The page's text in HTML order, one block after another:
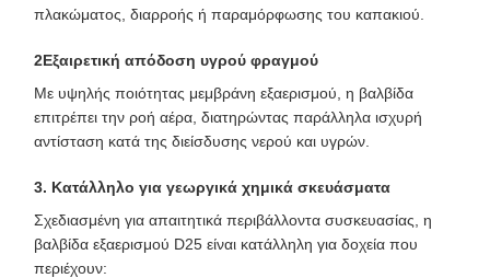
πλακώματος, διαρροής ή παραμόρφωσης του καπακιού.
2Εξαιρετική απόδοση υγρού φραγμού
Με υψηλής ποιότητας μεμβράνη εξαερισμού, η βαλβίδα
επιτρέπει την ροή αέρα, διατηρώντας παράλληλα ισχυρή
αντίσταση κατά της διείσδυσης νερού και υγρών.
3. Κατάλληλο για γεωργικά χημικά σκευάσματα
Σχεδιασμένη για απαιτητικά περιβάλλοντα συσκευασίας, η
βαλβίδα εξαερισμού D25 είναι κατάλληλη για δοχεία που
περιέχουν: